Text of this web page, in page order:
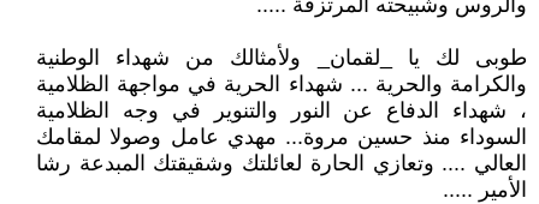
والروس وشبيحته المرتزقة .....
طوبى لك يا _لقمان_ ولأمثالك من شهداء الوطنية
والكرامة والحرية ... شهداء الحرية في مواجهة الظلامية
، شهداء الدفاع عن النور والتنوير في وجه الظلامية
السوداء منذ حسين مروة... مهدي عامل وصولا لمقامك
العالي .... وتعازي الحارة لعائلتك وشقيقتك المبدعة رشا
الأمير .....